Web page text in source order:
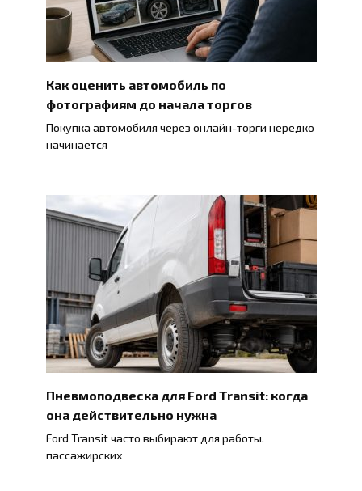
Как оценить автомобиль по
фотографиям до начала торгов
Покупка автомобиля через онлайн-торги нередко
начинается
Пневмоподвеска для Ford Transit: когда
она действительно нужна
Ford Transit часто выбирают для работы,
пассажирских